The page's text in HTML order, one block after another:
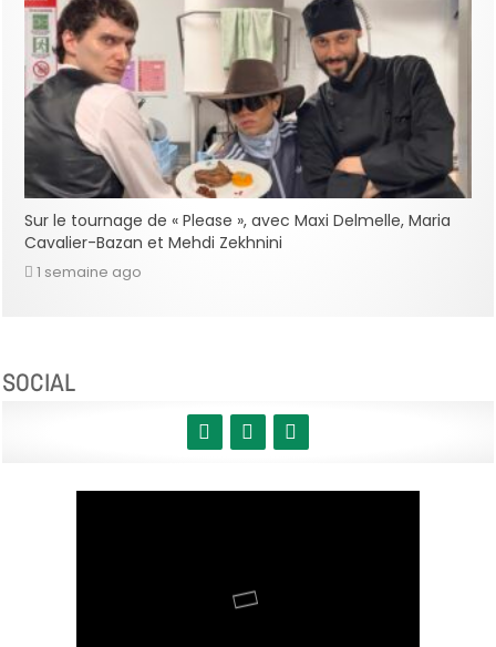
Sur le tournage de « Please », avec Maxi Delmelle, Maria
Cavalier-Bazan et Mehdi Zekhnini
1 semaine ago
SOCIAL